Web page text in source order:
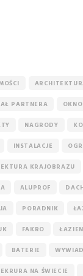
PARTNERA OKNO
NAGRODY
INSTALACJE
KRAJOBRAZU
ALUPROF
PORADNIK
FAKRO
BATERIE
NA ŚWIECIE